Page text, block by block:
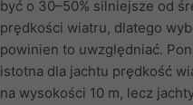
być o 30–50% silniejsze od
prędkości wiatru, dlatego
powinien to uwzględniać.
istotna dla jachtu prędkość
na wysokości 10 m, lecz